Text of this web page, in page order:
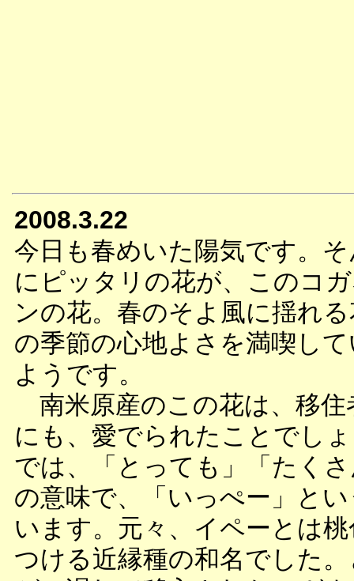
2008.3.22
今日も春めいた陽気です。
にピッタリの花が、このコ
ンの花。春のそよ風に揺れ
の季節の心地よさを満喫し
ようです。
南米原産のこの花は、移住
にも、愛でられたことでし
では、「とっても」「たく
の意味で、「いっぺー」と
います。元々、イペーとは
つける近縁種の和名でした